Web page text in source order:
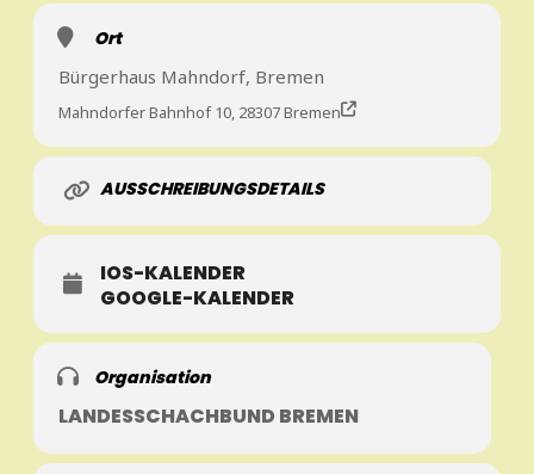
Ort
Bürgerhaus Mahndorf, Bremen
Mahndorfer Bahnhof 10, 28307 Bremen
AUSSCHREIBUNGSDETAILS
IOS-KALENDER
GOOGLE-KALENDER
Organisation
LANDESSCHACHBUND BREMEN